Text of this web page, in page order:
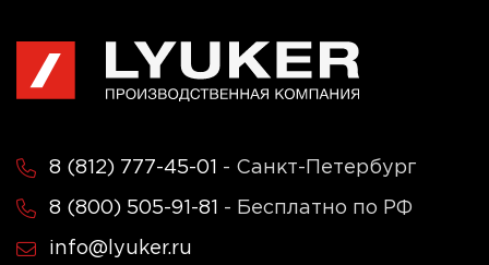
8 (812) 777-45-01 - Санкт-Петербург
8 (800) 505-91-81 - Бесплатно по РФ
info@lyuker.ru